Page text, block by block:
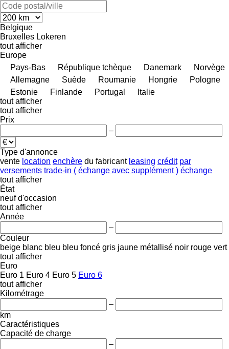
Belgique
Bruxelles Lokeren
tout afficher
Europe
Pays-Bas
République tchèque Danemark
Norvège
Allemagne
Suède Roumanie Hongrie
Pologne
Estonie
Finlande Portugal
Italie
tout afficher
tout afficher
Prix
–
Type d'annonce
vente location enchère du fabricant leasing crédit par
versements trade-in ( échange avec supplément ) échange
tout afficher
État
neuf d'occasion
tout afficher
Année
–
Couleur
beige blanc bleu bleu foncé gris jaune métallisé noir rouge vert
tout afficher
Euro
Euro 1 Euro 4 Euro 5 Euro 6
tout afficher
Kilométrage
–
km
Caractéristiques
Capacité de charge
–